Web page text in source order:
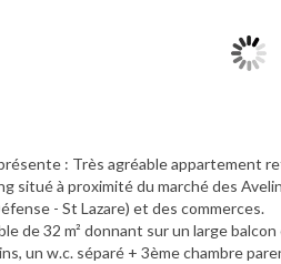
: Très agréable appartement
situé à proximité du marché des
- St Lazare) et des commerces.
de 32 m² donnant sur un large
un w.c. séparé + 3ème chambre